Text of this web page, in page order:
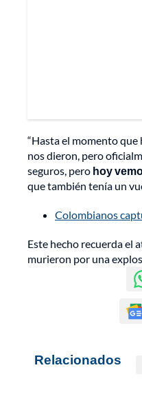
“Hasta el momento
nos dieron, pero
seguros, pero hoy
que también tenía un
Colombianos
Este hecho recuerda el
murieron por una
Relacionados